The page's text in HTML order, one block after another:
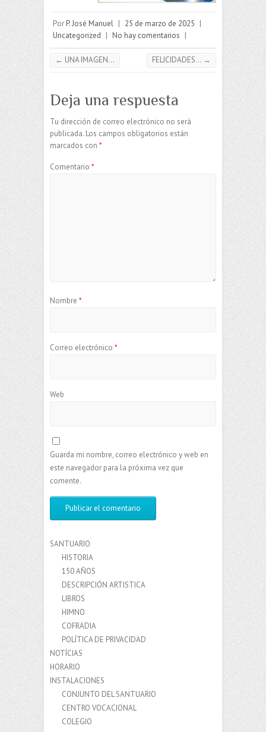
Por P. José Manuel | 25 de marzo de 2025 |
Uncategorized | No hay comentarios |
← UNA IMAGEN… FELICIDADES… →
Deja una respuesta
Tu dirección de correo electrónico no será
publicada. Los campos obligatorios están
marcados con *
Comentario *
Nombre *
Correo electrónico *
Web
Guarda mi nombre, correo electrónico y web en
este navegador para la próxima vez que
comente.
SANTUARIO
HISTORIA
150 AÑOS
DESCRIPCIÓN ARTISTICA
LIBROS
HIMNO
COFRADIA
POLÍTICA DE PRIVACIDAD
NOTÍCIAS
HORARIO
INSTALACIONES
CONJUNTO DEL SANTUARIO
CENTRO VOCACIONAL
COLEGIO